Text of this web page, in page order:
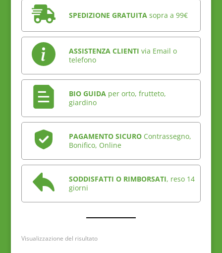
SPEDIZIONE GRATUITAsopra a 99€
ASSISTENZA CLIENTI via Email o
telefono
BIO GUIDAper orto, frutteto,
giardino
PAGAMENTO SICUROContrassegno,
Bonifico, Online
SODDISFATTI O RIMBORSATI, reso 14
giorni
Visualizzazione del risultato